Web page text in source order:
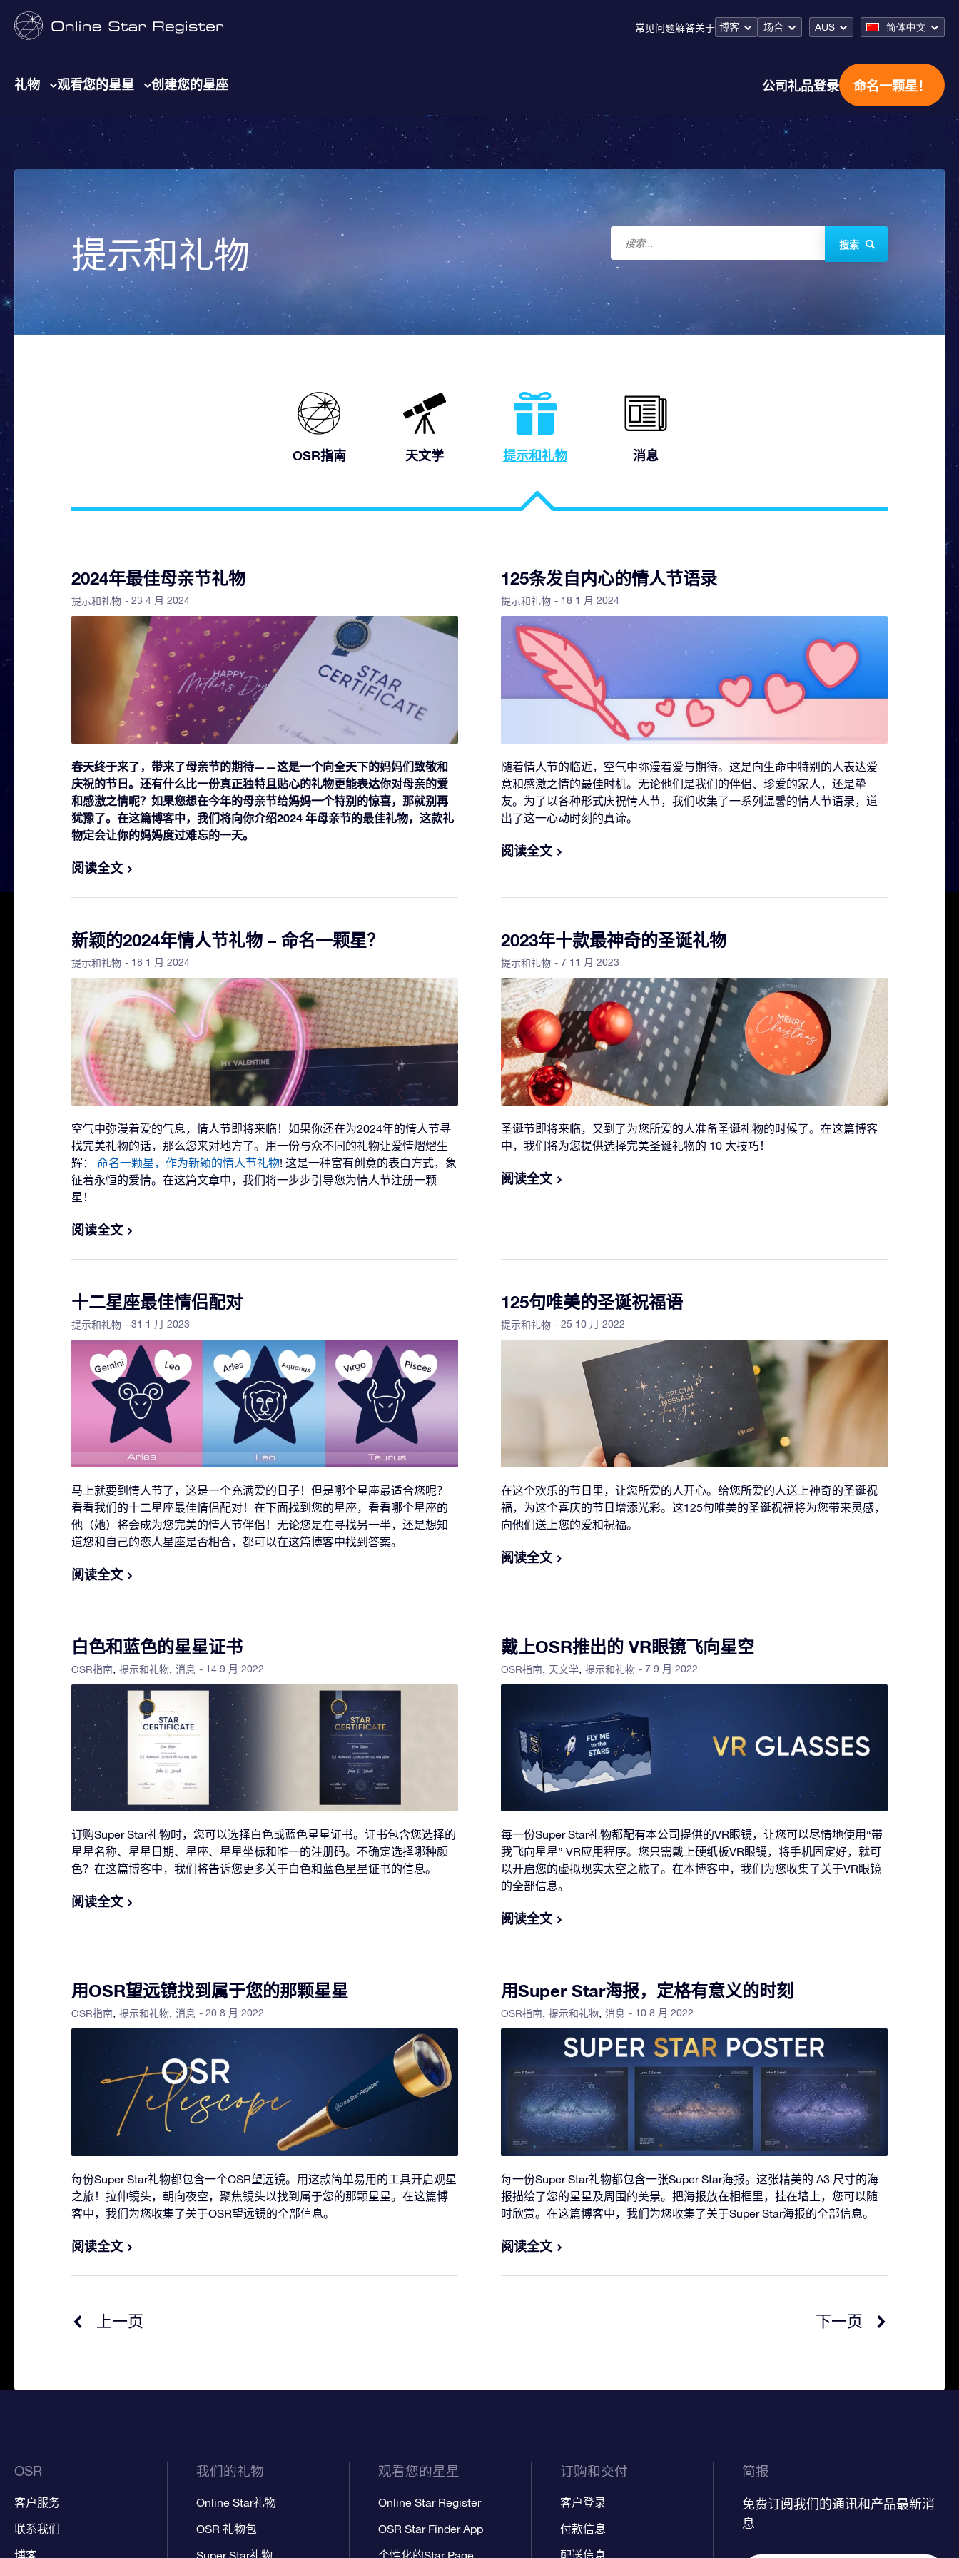
常见问题解答关于 博客 场合 AUS 简体中文
礼物 观看您的星星 创建您的星座 公司礼品登录 命名一颗星！
提示和礼物 搜索
OSR指南 天文学 提示和礼物 消息
2024年最佳母亲节礼物
提示和礼物 - 23 4 月 2024
春天终于来了，带来了母亲节的期待——这是一个向全天下的妈妈们致敬和
庆祝的节日。还有什么比一份真正独特且贴心的礼物更能表达你对母亲的爱
和感激之情呢？如果您想在今年的母亲节给妈妈一个特别的惊喜，那就别再
犹豫了。在这篇博客中，我们将向你介绍2024 年母亲节的最佳礼物，这款礼
物定会让你的妈妈度过难忘的一天。
阅读全文
125条发自内心的情人节语录
提示和礼物 - 18 1 月 2024
随着情人节的临近，空气中弥漫着爱与期待。这是向生命中特别的人表达爱
意和感激之情的最佳时机。无论他们是我们的伴侣、珍爱的家人，还是挚
友。为了以各种形式庆祝情人节，我们收集了一系列温馨的情人节语录，道
出了这一心动时刻的真谛。
阅读全文
新颖的2024年情人节礼物 – 命名一颗星？
提示和礼物 - 18 1 月 2024
空气中弥漫着爱的气息，情人节即将来临！如果你还在为2024年的情人节寻
找完美礼物的话，那么您来对地方了。用一份与众不同的礼物让爱情熠熠生
辉： 命名一颗星，作为新颖的情人节礼物! 这是一种富有创意的表白方式，象
征着永恒的爱情。在这篇文章中，我们将一步步引导您为情人节注册一颗
星！
阅读全文
2023年十款最神奇的圣诞礼物
提示和礼物 - 7 11 月 2023
圣诞节即将来临，又到了为您所爱的人准备圣诞礼物的时候了。在这篇博客
中，我们将为您提供选择完美圣诞礼物的 10 大技巧！
阅读全文
十二星座最佳情侣配对
提示和礼物 - 31 1 月 2023
马上就要到情人节了，这是一个充满爱的日子！但是哪个星座最适合您呢？
看看我们的十二星座最佳情侣配对！在下面找到您的星座，看看哪个星座的
他（她）将会成为您完美的情人节伴侣！无论您是在寻找另一半，还是想知
道您和自己的恋人星座是否相合，都可以在这篇博客中找到答案。
阅读全文
125句唯美的圣诞祝福语
提示和礼物 - 25 10 月 2022
在这个欢乐的节日里，让您所爱的人开心。给您所爱的人送上神奇的圣诞祝
福，为这个喜庆的节日增添光彩。这125句唯美的圣诞祝福将为您带来灵感，
向他们送上您的爱和祝福。
阅读全文
白色和蓝色的星星证书
OSR指南 提示和礼物 消息 - 14 9 月 2022
订购Super Star礼物时，您可以选择白色或蓝色星星证书。证书包含您选择的
星星名称、星星日期、星座、星星坐标和唯一的注册码。不确定选择哪种颜
色？在这篇博客中，我们将告诉您更多关于白色和蓝色星星证书的信息。
阅读全文
戴上OSR推出的 VR眼镜飞向星空
OSR指南 天文学 提示和礼物 - 7 9 月 2022
每一份Super Star礼物都配有本公司提供的VR眼镜，让您可以尽情地使用“带
我飞向星星” VR应用程序。您只需戴上硬纸板VR眼镜，将手机固定好，就可
以开启您的虚拟现实太空之旅了。在本博客中，我们为您收集了关于VR眼镜
的全部信息。
阅读全文
用OSR望远镜找到属于您的那颗星星
OSR指南 提示和礼物 消息 - 20 8 月 2022
每份Super Star礼物都包含一个OSR望远镜。用这款简单易用的工具开启观星
之旅！拉伸镜头，朝向夜空，聚焦镜头以找到属于您的那颗星星。在这篇博
客中，我们为您收集了关于OSR望远镜的全部信息。
阅读全文
用Super Star海报，定格有意义的时刻
OSR指南 提示和礼物 消息 - 10 8 月 2022
每一份Super Star礼物都包含一张Super Star海报。这张精美的 A3 尺寸的海
报描绘了您的星星及周围的美景。把海报放在相框里，挂在墙上，您可以随
时欣赏。在这篇博客中，我们为您收集了关于Super Star海报的全部信息。
阅读全文
下一页
上一页
OSR
客户服务
联系我们
博客
我们的礼物
Online Star礼物
OSR 礼物包
Super Star礼物
观看您的星星
Online Star Register
OSR Star Finder App
个性化的Star Page
订购和交付
客户登录
付款信息
配送信息
简报
免费订阅我们的通讯和产品最新消
息